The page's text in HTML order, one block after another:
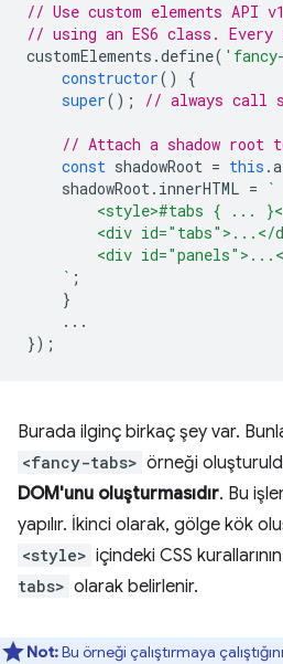
// Use custom elements API
// using an ES6 class.
customElements .define(
constructor()
{
super(); // always call
// Attach a shadow root
const shadowRoot = this .
shadowRoot. innerHTML =
`
<style>#tabs { ...
<div id="tabs">...</
<div
    `
;
}
...
});
Burada ilginç birkaç şey var.
<fancy-tabs> örneği
DOM'unu oluşturmasıdır. Bu
yapılır. İkinci olarak, gölge kök
<style> içindeki CSS
tabs> olarak belirlenir.
Not:Bu örneği çalıştırmaya